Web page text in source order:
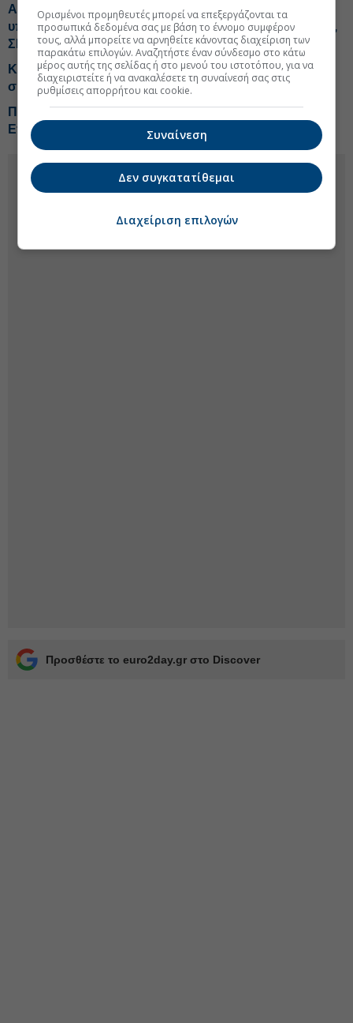
Ασφάλιστρα: Ο ντόρος με Στουρνάρα και το…
υπονοούμενο-Aktor: Οι νέες ισορροπίες -Tips για ΠΕΙΡ,
ΣΠΥΡ, ΕΚΤΕΡ
Κεραμέως: Θεσπίζουμε τη δυνατότητα για
συμπληρωματική σύνταξη
Πώς οι μικρομεσαίες επιχειρήσεις θα αποκτήσουν
Επαγγελματική Ασφάλιση
Προσθέστε το euro2day.gr στο Discover
Ορισμένοι προμηθευτές μπορεί να επεξεργάζονται τα
προσωπικά δεδομένα σας με βάση το έννομο συμφέρον
τους, αλλά μπορείτε να αρνηθείτε κάνοντας διαχείριση των
παρακάτω επιλογών. Αναζητήστε έναν σύνδεσμο στο κάτω
μέρος αυτής της σελίδας ή στο μενού του ιστοτόπου, για να
διαχειριστείτε ή να ανακαλέσετε τη συναίνεσή σας στις
ρυθμίσεις απορρήτου και cookie.
Συναίνεση
Δεν συγκατατίθεμαι
Διαχείριση επιλογών